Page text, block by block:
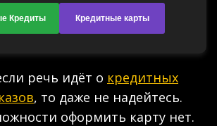
Кредиты Кредитные карты
речь идёт о кредитных
, то даже не надейтесь.
оформить карту нет.